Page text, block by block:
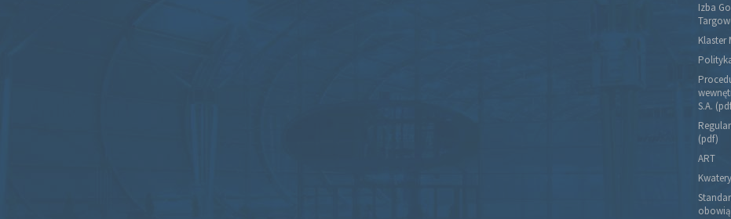
Izba
Klaster
S.A.
(pdf)
ART
Kwatery